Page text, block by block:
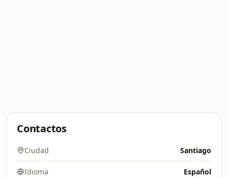
Contactos
Ciudad Santiago
Idioma Español